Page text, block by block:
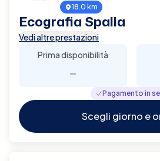
18.0 km
Ecografia Spalla
Vedi altre prestazioni
Prima disponibilità
-
Pagamento in
Scegli giorno e